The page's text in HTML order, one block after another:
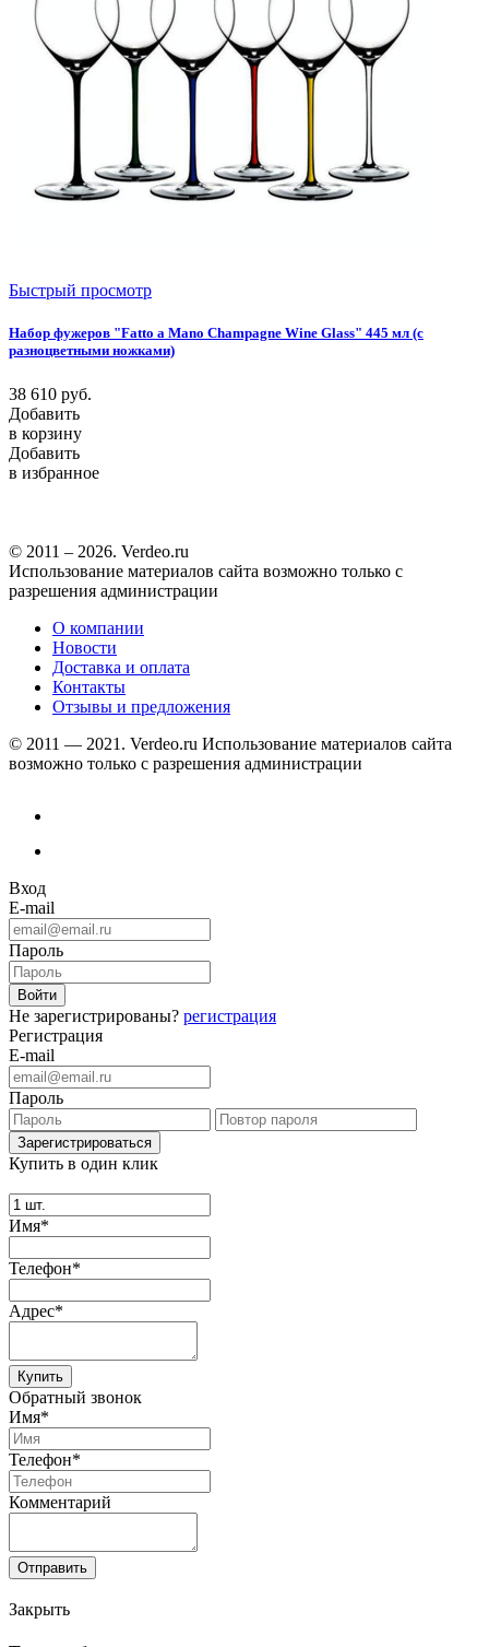
Быстрый просмотр
Набор фужеров "Fatto a Mano Champagne Wine Glass" 445 мл (с
разноцветными ножками)
38 610 руб.
Добавить
в корзину
Добавить
в избранное
© 2011 – 2026. Verdeo.ru
Использование материалов сайта возможно только с
разрешения администрации
О компании
Новости
Доставка и оплата
Контакты
Отзывы и предложения
© 2011 — 2021. Verdeo.ru Использование материалов сайта
возможно только с разрешения администрации
Вход
E-mail
Пароль
Не зарегистрированы? регистрация
Регистрация
E-mail
Пароль
Купить в один клик
Имя*
Телефон*
Адрес*
Купить
Обратный звонок
Имя*
Телефон*
Комментарий
Отправить
Закрыть